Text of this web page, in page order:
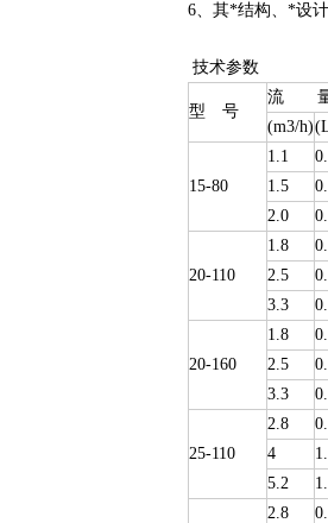
6、其*结构、*设
技术参数
型 号
流
(m3/h)
15-80
1.1
1.5
2.0
20-110
1.8
2.5
3.3
20-160
1.8
2.5
3.3
25-110
2.8
4
5.2
2.8